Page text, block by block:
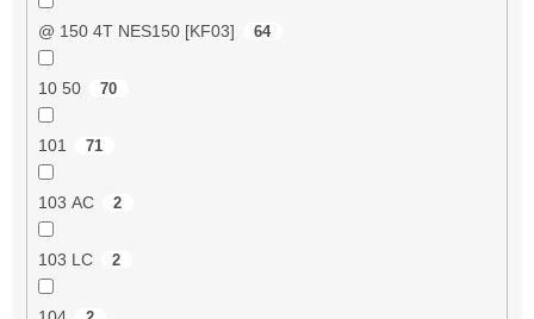
@ 150 4T NES150 [KF03] 64
10 50 70
101 71
103 AC 2
103 LC 2